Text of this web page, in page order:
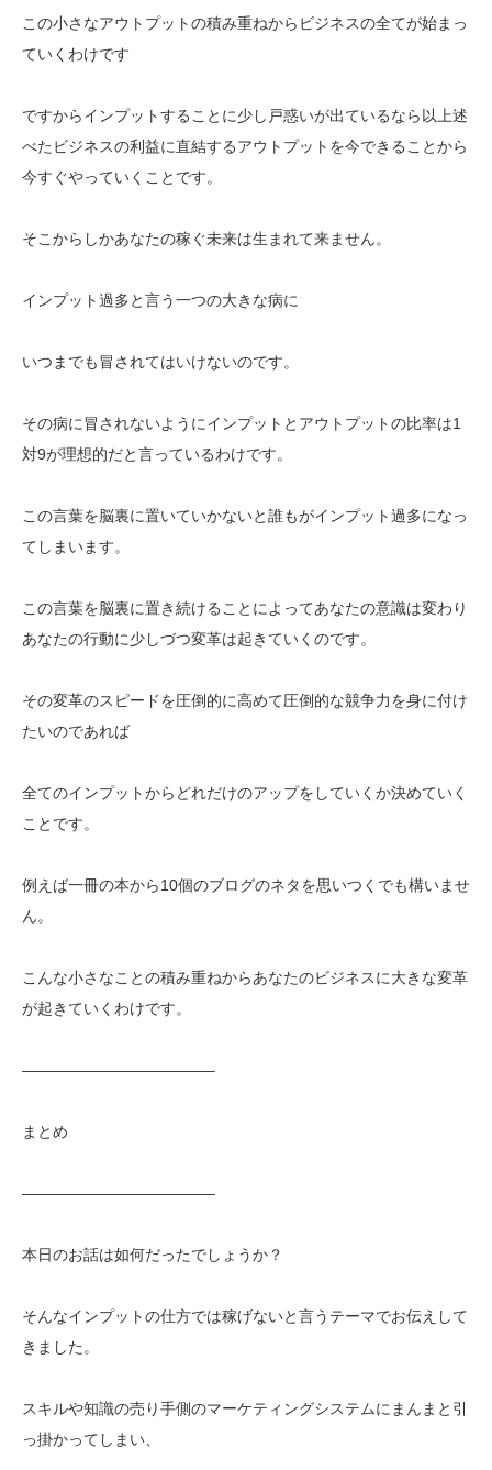
この小さなアウトプットの積み重ねからビジネスの全てが始まっ
ていくわけです
ですからインプットすることに少し戸惑いが出ているなら以上述
べたビジネスの利益に直結するアウトプットを今できることから
今すぐやっていくことです。
そこからしかあなたの稼ぐ未来は生まれて来ません。
インプット過多と言う一つの大きな病に
いつまでも冒されてはいけないのです。
その病に冒されないようにインプットとアウトプットの比率は1
対9が理想的だと言っているわけです。
この言葉を脳裏に置いていかないと誰もがインプット過多になっ
てしまいます。
この言葉を脳裏に置き続けることによってあなたの意識は変わり
あなたの行動に少しづつ変革は起きていくのです。
その変革のスピードを圧倒的に高めて圧倒的な競争力を身に付け
たいのであれば
全てのインプットからどれだけのアップをしていくか決めていく
ことです。
例えば一冊の本から10個のブログのネタを思いつくでも構いませ
ん。
こんな小さなことの積み重ねからあなたのビジネスに大きな変革
が起きていくわけです。
————————————–
まとめ
————————————–
本日のお話は如何だったでしょうか？
そんなインプットの仕方では稼げないと言うテーマでお伝えして
きました。
スキルや知識の売り手側のマーケティングシステムにまんまと引
っ掛かってしまい、